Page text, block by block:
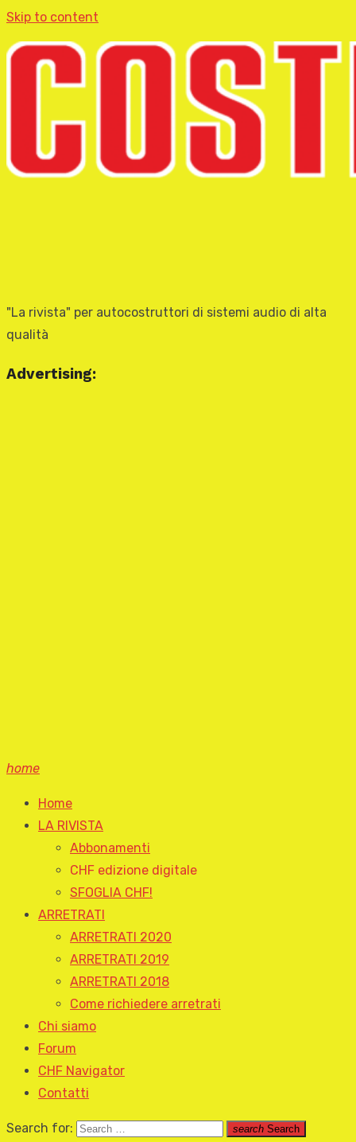
Skip to content
"La rivista" per autocostruttori di sistemi audio di alta
qualità
Advertising:
home
Home
LA RIVISTA
Abbonamenti
CHF edizione digitale
SFOGLIA CHF!
ARRETRATI
ARRETRATI 2020
ARRETRATI 2019
ARRETRATI 2018
Come richiedere arretrati
Chi siamo
Forum
CHF Navigator
Contatti
Search for: search Search